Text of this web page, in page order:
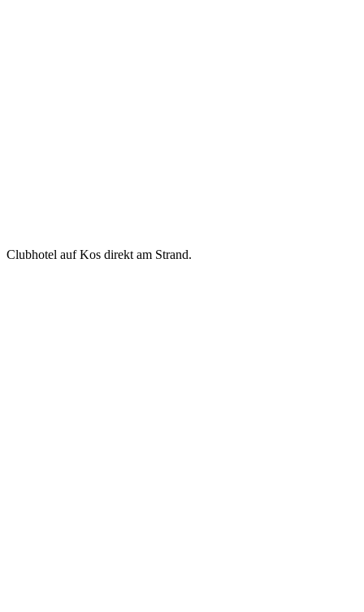
Clubhotel auf Kos direkt am Strand.